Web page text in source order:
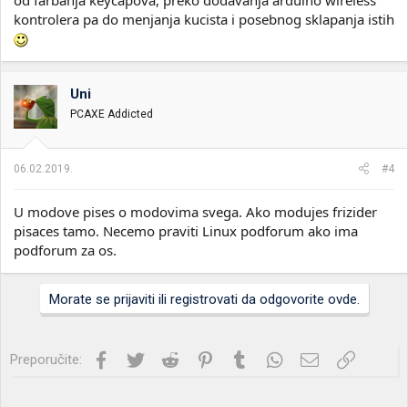
kontrolera pa do menjanja kucista i posebnog sklapanja istih
Uni
PCAXE Addicted
06.02.2019. #4
U modove pises o modovima svega. Ako modujes frizider
pisaces tamo. Necemo praviti Linux podforum ako ima
podforum za os.
Morate se prijaviti ili registrovati da odgovorite ovde.
Preporučite: Facebook
Twitter Reddit PinterestTumblrWhatsApp
Imejl Link